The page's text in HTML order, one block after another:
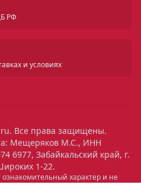
РФ
и условиях
Все права защищены.
Мещеряков М.С., ИНН
6977, Забайкальский край, г.
1-22.
характер и не